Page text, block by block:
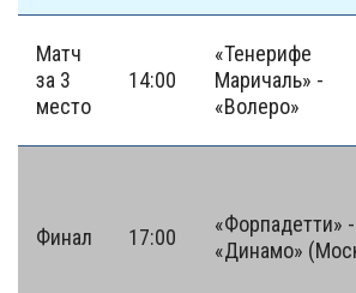
Матч
за 3
место
14:00
«Тенерифе
Маричаль» -
«Волеро»
Финал 17:00
«Форпадетти» -
«Динамо»